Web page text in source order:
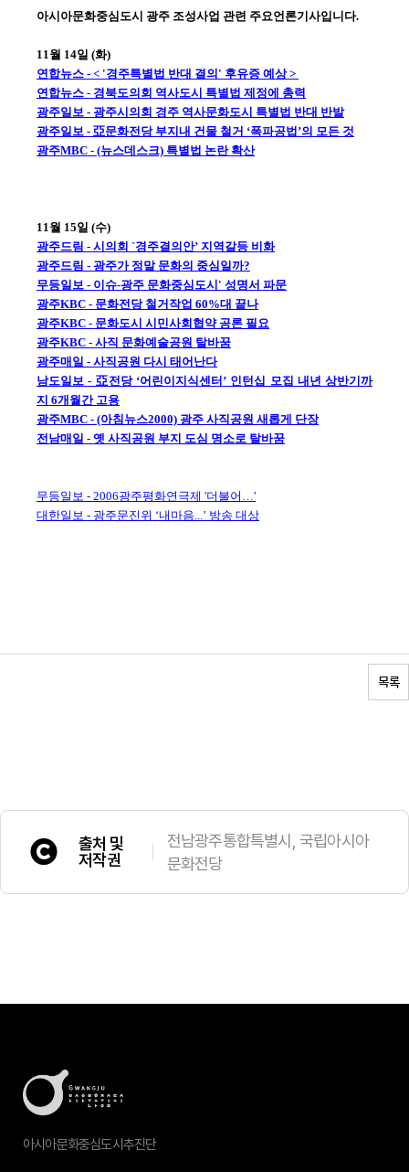
아시아문화중심도시 광주 조성사업 관련 주요언론기사입니다.
11월 14일 (화)
연합뉴스 - < '경주특별법 반대 결의' 후유증 예상 >
연합뉴스 - 경북도의회 역사도시 특별법 제정에 총력
광주일보 - 광주시의회 경주 역사문화도시 특별법 반대 반발
광주일보 - 亞문화전당 부지내 건물 철거 ‘폭파공법’의 모든 것
광주MBC - (뉴스데스크) 특별법 논란 확산
11월 15일 (수)
광주드림 - 시의회 `경주결의안’ 지역갈등 비화
광주드림 - 광주가 정말 문화의 중심일까?
무등일보 - 이슈-광주 문화중심도시' 성명서 파문
광주KBC - 문화전당 철거작업 60%대 끝나
광주KBC - 문화도시 시민사회협약 공론 필요
광주KBC - 사직 문화예술공원 탈바꿈
광주매일 - 사직공원 다시 태어난다
남도일보 - 亞전당 ‘어린이지식센터’ 인턴십 모집 내년 상반기까
지 6개월간 고용
광주MBC - (아침뉴스2000) 광주 사직공원 새롭게 단장
전남매일 - 옛 사직공원 부지 도심 명소로 탈바꿈
무등일보 - 2006광주평화연극제 '더불어…'
대한일보 - 광주문진위 ‘내마음...’ 방송 대상
목록
출처 및
저작권
전남광주통합특별시, 국립아시아
문화전당
아시아문화중심도시추진단